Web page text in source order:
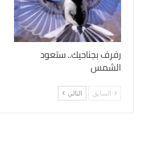
رفرف بجناحيك.. ستعود
الشمس
السابق التالي